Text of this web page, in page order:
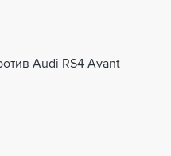
Audi RS4 Avant